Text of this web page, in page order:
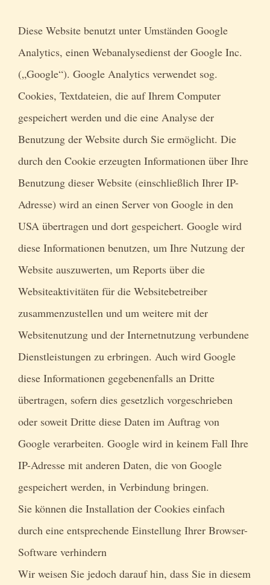
Diese Website benutzt unter Umständen Google
Analytics, einen Webanalysedienst der Google Inc.
(„Google“). Google Analytics verwendet sog.
Cookies, Textdateien, die auf Ihrem Computer
gespeichert werden und die eine Analyse der
Benutzung der Website durch Sie ermöglicht. Die
durch den Cookie erzeugten Informationen über Ihre
Benutzung dieser Website (einschließlich Ihrer IP-
Adresse) wird an einen Server von Google in den
USA übertragen und dort gespeichert. Google wird
diese Informationen benutzen, um Ihre Nutzung der
Website auszuwerten, um Reports über die
Websiteaktivitäten für die Websitebetreiber
zusammenzustellen und um weitere mit der
Websitenutzung und der Internetnutzung verbundene
Dienstleistungen zu erbringen. Auch wird Google
diese Informationen gegebenenfalls an Dritte
übertragen, sofern dies gesetzlich vorgeschrieben
oder soweit Dritte diese Daten im Auftrag von
Google verarbeiten. Google wird in keinem Fall Ihre
IP-Adresse mit anderen Daten, die von Google
gespeichert werden, in Verbindung bringen.
Sie können die Installation der Cookies einfach
durch eine entsprechende Einstellung Ihrer Browser-
Software verhindern
Wir weisen Sie jedoch darauf hin, dass Sie in diesem